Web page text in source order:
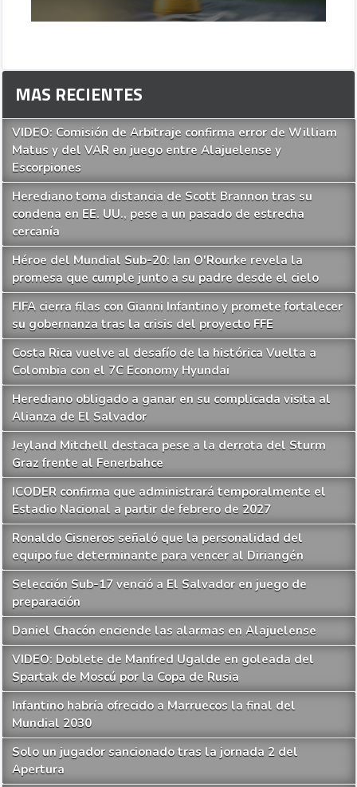
MAS RECIENTES
VIDEO: Comisión de Arbitraje confirma error de William
Matus y del VAR en juego entre Alajuelense y
Escorpiones
Herediano toma distancia de Scott Brannon tras su
condena en EE. UU., pese a un pasado de estrecha
cercanía
Héroe del Mundial Sub-20: Ian O'Rourke revela la
promesa que cumple junto a su padre desde el cielo
FIFA cierra filas con Gianni Infantino y promete fortalecer
su gobernanza tras la crisis del proyecto FFE
Costa Rica vuelve al desafío de la histórica Vuelta a
Colombia con el 7C Economy Hyundai
Herediano obligado a ganar en su complicada visita al
Alianza de El Salvador
Jeyland Mitchell destaca pese a la derrota del Sturm
Graz frente al Fenerbahce
ICODER confirma que administrará temporalmente el
Estadio Nacional a partir de febrero de 2027
Ronaldo Cisneros señaló que la personalidad del
equipo fue determinante para vencer al Diriangén
Selección Sub-17 venció a El Salvador en juego de
preparación
Daniel Chacón enciende las alarmas en Alajuelense
VIDEO: Doblete de Manfred Ugalde en goleada del
Spartak de Moscú por la Copa de Rusia
Infantino habría ofrecido a Marruecos la final del
Mundial 2030
Solo un jugador sancionado tras la jornada 2 del
Apertura